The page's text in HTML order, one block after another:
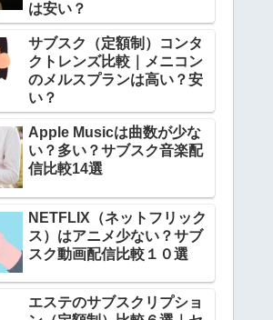
は安い？
サブスク（定額制）コンタ
クトレンズ比較｜メニコン
のメルスプランは高い？安
い？
Apple Musicは曲数が少な
い？多い？サブスク音楽配
信比較14選
NETFLIX（ネットフリック
ス）はアニメ少ない？サブ
スク動画配信比較１０選
エステのサブスクリプショ